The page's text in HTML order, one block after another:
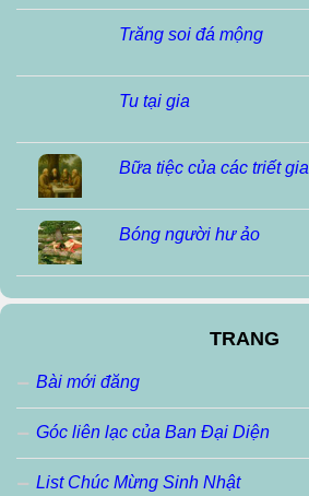
Trăng soi đá mộng
Tu tại gia
Bữa tiệc của các triết gia
Bóng người hư ảo
TRANG
Bài mới đăng
Góc liên lạc của Ban Đại Diện
List Chúc Mừng Sinh Nhật